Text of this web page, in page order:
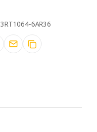
3RT1064-6AR36